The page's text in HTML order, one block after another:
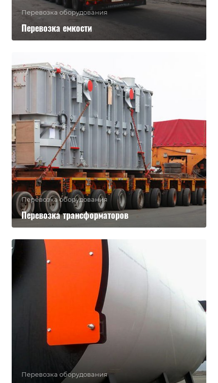
Перевозка оборудования
Перевозка емкости
Перевозка оборудования
Перевозка трансформаторов
Перевозка оборудования